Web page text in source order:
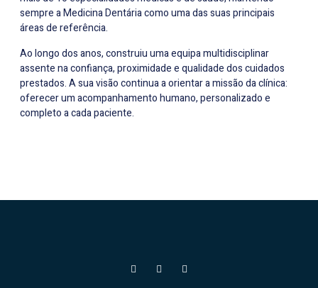
sempre a Medicina Dentária como uma das suas principais
áreas de referência.
Ao longo dos anos, construiu uma equipa multidisciplinar
assente na confiança, proximidade e qualidade dos cuidados
prestados. A sua visão continua a orientar a missão da clínica:
oferecer um acompanhamento humano, personalizado e
completo a cada paciente.